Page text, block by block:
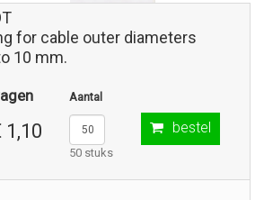
for cable outer diameters
10 mm.
1,10
Aantal
50 stuks
bestel